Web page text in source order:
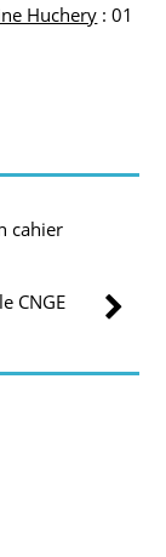
Huchery : 01
cahier
CNGE